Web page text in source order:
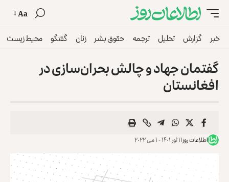
Aa
خبر گزارش تحلیل ترجمه حقوق بشر زنان گفتگو محیط زیست
گفتمان جهاد و چالش بحران‌سازی در
افغانستان
اطلاعات روز۱۱ ثور ۱۴۰۱ - ۱ می ۲۰۲۲